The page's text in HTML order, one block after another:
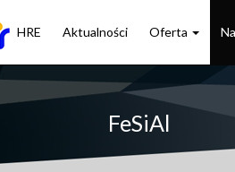
HRE Aktualności Oferta
FeSiAl